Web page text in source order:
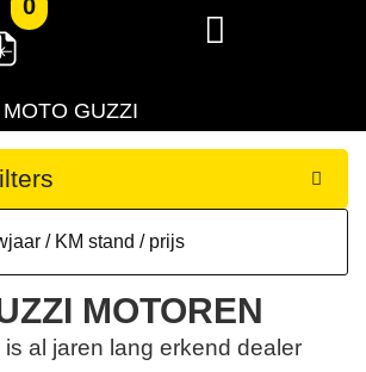
0
MOTO GUZZI
MOTOREN
is al jaren lang erkend dealer